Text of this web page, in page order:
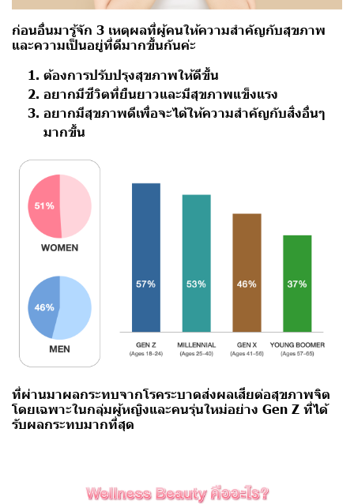
ก่อนอื่นมารู้จัก 3 เหตุผลที่ผู้คนให้ความสำคัญกับสุขภาพ
และความเป็นอยู่ที่ดีมากขึ้นกันค่ะ
ต้องการปรับปรุงสุขภาพให้ดีขึ้น
อยากมีชีวิตที่ยืนยาวและมีสุขภาพแข็งแรง
อยากมีสุขภาพดีเพื่อจะได้ให้ความสำคัญกับสิ่งอื่นๆ
มากขึ้น
ที่ผ่านมาผลกระทบจากโรคระบาดส่งผลเสียต่อสุขภาพจิต
โดยเฉพาะในกลุ่มผู้หญิงและคนรุ่นใหม่อย่าง Gen Z ที่ได้
รับผลกระทบมากที่สุด